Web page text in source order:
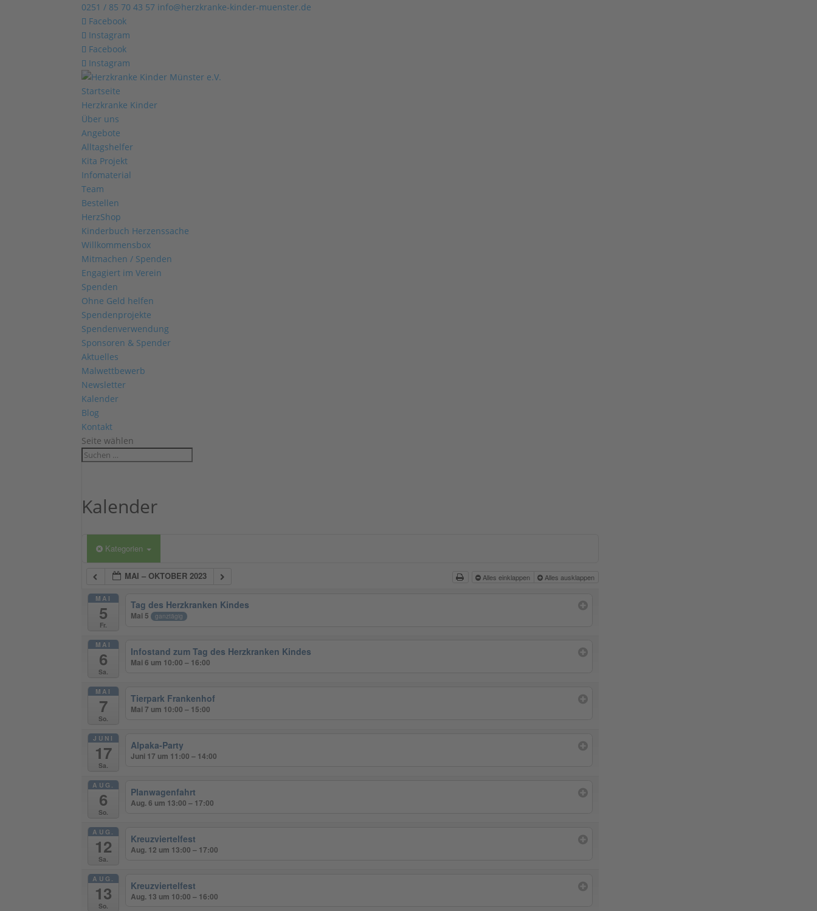
0251 / 85 70 43 57 info@herzkranke-kinder-muenster.de
Facebook
Instagram
Facebook
Instagram
Startseite
Herzkranke Kinder
Über uns
Angebote
Alltagshelfer
Kita Projekt
Infomaterial
Team
Bestellen
HerzShop
Kinderbuch Herzenssache
Willkommensbox
Mitmachen / Spenden
Engagiert im Verein
Spenden
Ohne Geld helfen
Spendenprojekte
Spendenverwendung
Sponsoren & Spender
Aktuelles
Malwettbewerb
Newsletter
Kalender
Blog
Kontakt
Seite wählen
Kalender
Kategorien
MAI – OKTOBER 2023 Alles einklappen Alles ausklappen
MAI
5
Fr.
Tag des Herzkranken Kindes
Mai 5 ganztägig
MAI
6
Sa.
Infostand zum Tag des Herzkranken Kindes
Mai 6 um 10:00 – 16:00
MAI
7
So.
Tierpark Frankenhof
Mai 7 um 10:00 – 15:00
JUNI
17
Sa.
Alpaka-Party
Juni 17 um 11:00 – 14:00
AUG.
6
So.
Planwagenfahrt
Aug. 6 um 13:00 – 17:00
AUG.
12
Sa.
Kreuzviertelfest
Aug. 12 um 13:00 – 17:00
AUG.
13
So.
Kreuzviertelfest
Aug. 13 um 10:00 – 16:00